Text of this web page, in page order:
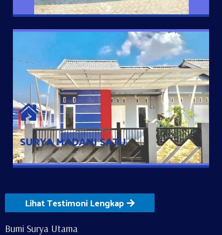
SURYA MADANI SATU
SURYA MADANI SATU
Satu-satunya Hunian nyaman dengan harga subsidi hanya 100
jutaan dengan lokasi strategis di Tuban
Lihat Testimoni Lengkap
Bumi Surya Utama